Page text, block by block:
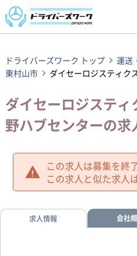
ドライバーズワーク トップ 運送
東村山市
ダイセーロジスティク
ダイセーロジステ
野ハブセンターの求
この求人は募集を終
この求人と似た求人
求人情報 会社